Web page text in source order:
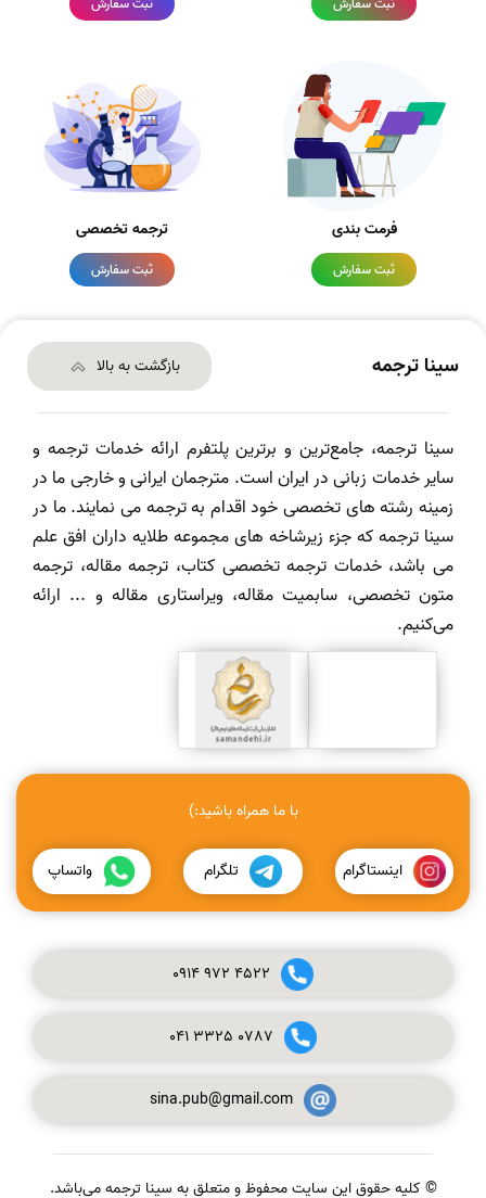
ثبت سفارش ثبت سفارش
فرمت بندی
ثبت سفارش
ترجمه تخصصی
ثبت سفارش
سینا ترجمه بازگشت به بالا
سینا ترجمه، جامع‌ترین و برترین پلتفرم ارائه خدمات ترجمه و
سایر خدمات زبانی در ایران است. مترجمان ایرانی و خارجی ما در
زمینه رشته های تخصصی خود اقدام به ترجمه می نمایند. ما در
سینا ترجمه که جزء زیرشاخه های مجموعه طلایه داران افق علم
می باشد، خدمات ترجمه تخصصی کتاب، ترجمه مقاله، ترجمه
متون تخصصی، سابمیت مقاله، ویراستاری مقاله و ... ارائه
می‌کنیم.
با ما همراه باشید:)
اینستاگرام تلگرام واتساپ
0914972 4522
041 3325 0787
sina.pub@gmail.com
© کلیه حقوق این سایت محفوظ و متعلق به سینا ترجمه می‌باشد.